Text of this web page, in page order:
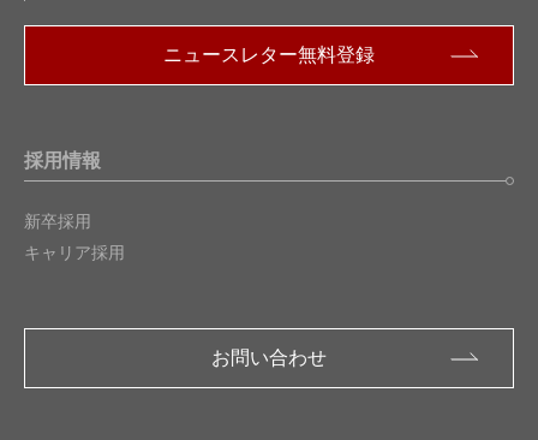
ニュースレター無料登録
採用情報
新卒採用
キャリア採用
お問い合わせ